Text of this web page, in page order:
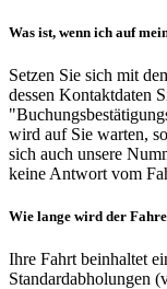
Was ist, wenn ich auf
Setzen Sie sich mit
dessen Kontaktdaten
wird auf Sie warten,
sich auch unsere
keine Antwort vom
Wie lange wird der
Ihre Fahrt beinhaltet
Standardabholungen